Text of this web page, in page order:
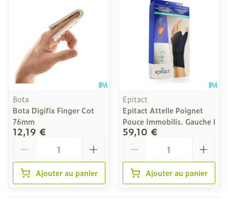
Bota
Bota Digifix Finger Cot
76mm
12,19 €
Ajouter au panier
Epitact
Epitact Attelle Poignet
Pouce Immobilis. Gauche l
59,10 €
Ajouter au panier